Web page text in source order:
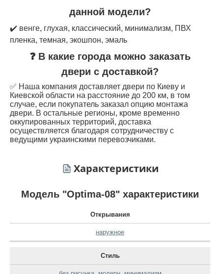
данной модели?
✔️ венге, глухая, классический, минимализм, ПВХ
пленка, темная, экошпон, эмаль
❓ В какие города можно заказать
двери с доставкой?
✅ Наша компания доставляет двери по Киеву и
Киевской области на расстояние до 200 км, в том
случае, если покупатель заказал опцию монтажа
двери. В остальные регионы, кроме временно
оккупированных территорий, доставка
осуществляется благодаря сотрудничеству с
ведущими украинскими перевозчиками.
Характеристики
Модель "Optima-08" характеристики
Открывания
наружное
Стиль